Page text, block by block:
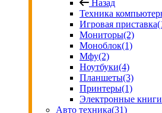
Назад
Техника
Игровая приставка
Мониторы(2)
Моноблок(1)
Мфу(2)
Ноутбуки(4)
Планшеты(3)
Принтеры(1)
Электронные книги
Авто техника(31)